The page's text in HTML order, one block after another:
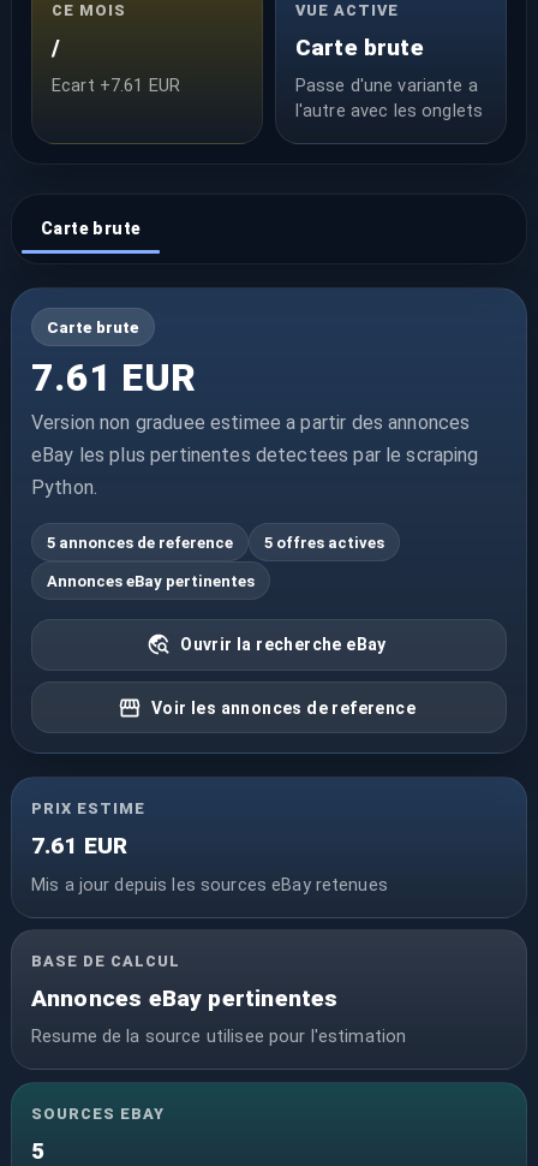
CE MOIS
/
Ecart +7.61 EUR
VUE ACTIVE
Carte brute
Passe d'une variante a
l'autre avec les onglets
Carte brute
Carte brute
7.61 EUR
Version non graduee estimee a partir des annonces
eBay les plus pertinentes detectees par le scraping
Python.
5 annonces de reference 5 offres actives
Annonces eBay pertinentes
Ouvrir la recherche eBay
Voir les annonces de reference
PRIX ESTIME
7.61 EUR
Mis a jour depuis les sources eBay retenues
BASE DE CALCUL
Annonces eBay pertinentes
Resume de la source utilisee pour l'estimation
SOURCES EBAY
5